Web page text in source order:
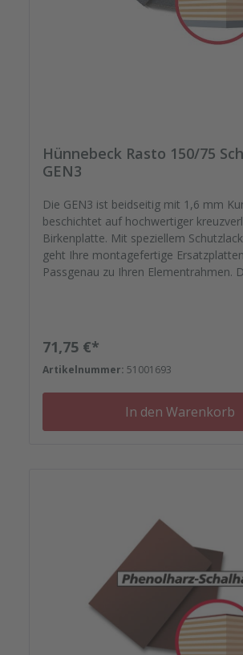
Hünnebeck Rasto 150/75
GEN3
Die GEN3 ist beidseitig mit 1,6 mm
beschichtet auf hochwertiger
Birkenplatte. Mit speziellem Schutzlack versiegelt
geht Ihre montagefertige
Passgenau zu Ihren Elementrahmen.
Kunststoffeinsätzen bis zu
Regulärer Preis:
71,75 €*
Artikelnummer: 51001693
In den Warenkorb